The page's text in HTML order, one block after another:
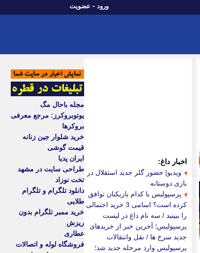
ورود - عضویت
اخبار داغ:
ویدیو| حضور گلر جدید استقلال در
بازی دوستانه
پرسپولیس با کدام بازیکنان توافق
کرده است؟ اسامی 3 خرید احتمالی
را ببینید / سه نام داغ در لیست
پرسپولیس؛ آخرین خبر از خریدهای
جدید سرخ ها / نقل وانتقالات
پرسپولیس وارد مرحله جدید شد؛
مجله باحال مگ
یوتوبروکرز: مرجع معرفی
بروکرها
خرید شلوار جین زنانه
قیمت گوشی
ایران پدیا
طراحی سایت در مشهد
تخت نوزاد
دانلود تلگرام و تلگرام
طلایی
خرید ممبر تلگرام بدون
ریزش
عطاری
فروشگاه لوله و اتصالات